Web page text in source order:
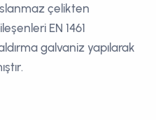
çelikten
EN 1461
galvaniz yapılarak